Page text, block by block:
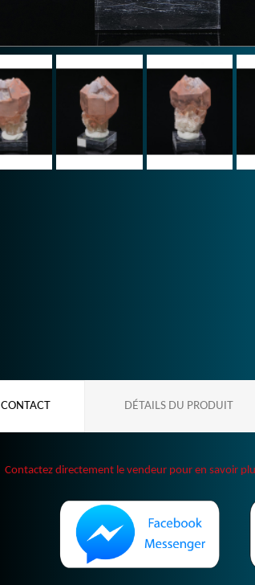
CONTACT DÉTAILS DU PRODUIT
Contactez directement le vendeur pour en savoir